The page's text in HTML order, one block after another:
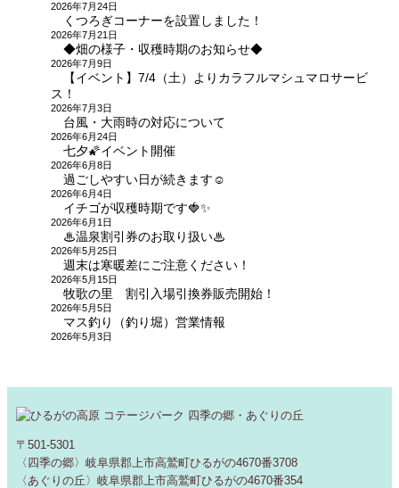
2026年7月24日
くつろぎコーナーを設置しました！
2026年7月21日
◆畑の様子・収穫時期のお知らせ◆
2026年7月9日
【イベント】7/4（土）よりカラフルマシュマロサービ
ス！
2026年7月3日
台風・大雨時の対応について
2026年6月24日
七夕🌠イベント開催
2026年6月8日
過ごしやすい日が続きます☺
2026年6月4日
イチゴが収穫時期です🍓✨
2026年6月1日
♨温泉割引券のお取り扱い♨
2026年5月25日
週末は寒暖差にご注意ください！
2026年5月15日
牧歌の里 割引入場引換券販売開始！
2026年5月5日
マス釣り（釣り堀）営業情報
2026年5月3日
〒501-5301
〈四季の郷〉岐阜県郡上市高鷲町ひるがの4670番3708
〈あぐりの丘〉岐阜県郡上市高鷲町ひるがの4670番354